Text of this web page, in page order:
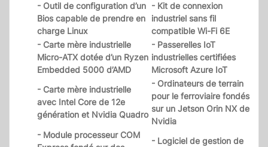
- Outil de configuration d’un
Bios capable de prendre en
charge Linux
- Kit de connexion
industriel sans fil
compatible Wi-Fi 6E
- Carte mère industrielle
Micro-ATX dotée d’un Ryzen
Embedded 5000 d’AMD
- Passerelles IoT
industrielles certifiées
Microsoft Azure IoT
- Carte mère industrielle
avec Intel Core de 12e
génération et Nvidia Quadro
- Ordinateurs de terrain
pour le ferroviaire fondés
sur un Jetson Orin NX de
Nvidia
- Module processeur COM
- Logiciel de gestion de